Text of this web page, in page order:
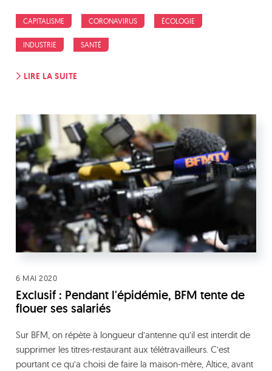
CAPITALISME CORONAVIRUS ÉCOLOGIE
INDUSTRIE SANTÉ
LIRE LA SUITE
6 MAI 2020
Exclusif : Pendant l'épidémie, BFM tente de
flouer ses salariés
Sur BFM, on répète à longueur d’antenne qu’il est interdit de
supprimer les titres-restaurant aux télétravailleurs. C’est
pourtant ce qu’a choisi de faire la maison-mère, Altice, avant